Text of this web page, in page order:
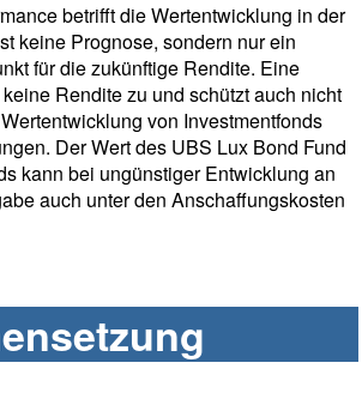
betrifft die Wertentwicklung in der
keine Prognose, sondern nur ein
für die zukünftige Rendite. Eine
Rendite zu und schützt auch nicht
von Investmentfonds
Der Wert des UBS Lux Bond Fund
kann bei ungünstiger Entwicklung an
auch unter den Anschaffungskosten